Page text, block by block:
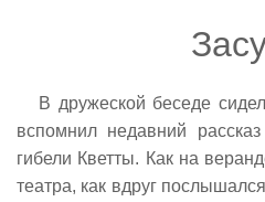
В дружеской беседе
вспомнил недавний
гибели Кветты. Как на
театра, как вдруг